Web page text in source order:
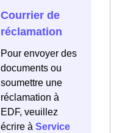
Courrier de
réclamation
Pour envoyer des
documents ou
soumettre une
réclamation à
EDF, veuillez
écrire à Service